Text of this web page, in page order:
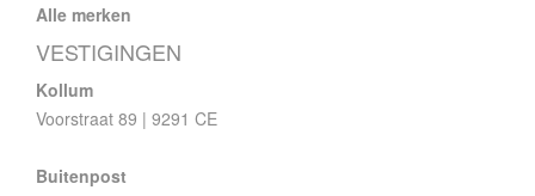
Alle merken
VESTIGINGEN
Kollum
Voorstraat 89 | 9291 CE
Buitenpost